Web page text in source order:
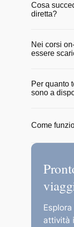
Cosa
diretta?
vengono
momento
corso.
Nei corsi
essere
sito e
qualunque
Per quanto
sono a
dalla data
Come
Puoi
Bancario.
attività